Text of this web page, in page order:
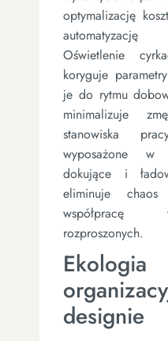
optymalizację
Oświetlenie
koryguje
je do rytmu
minimalizuje
stanowiska
wyposażone w
dokujące i
eliminuje
współpracę
rozproszonych.
designie